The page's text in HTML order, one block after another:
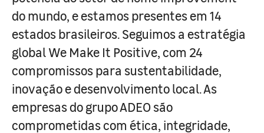
do mundo, e estamos presentes em 14
estados brasileiros. Seguimos a estratégia
global We Make It Positive, com 24
compromissos para sustentabilidade,
inovação e desenvolvimento local. As
empresas do grupo ADEO são
comprometidas com ética, integridade,